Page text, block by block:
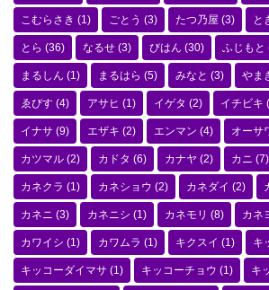
こむらさき (1) ごとう (3) たつ乃屋 (3) と
とら (36) なるせ (3) びはん (30) ふじもと
まるしん (1) まるはら (5) みなと (3) やま
ゑびす (4) アサヒ (1) イゲタ (2) イチビキ
イナサ (9) エザキ (2) エンマン (4) オーサ
カツマル (2) カドタ (6) カナヤ (2) カニ (7)
カネクラ (1) カネショウ (2) カネダイ (2)
カネニ (3) カネニシ (1) カネモリ (8) カネ
カワイシ (1) カワムラ (1) キクスイ (1) キ
キッコーダイマサ (1) キッコーチョウ (1) キ